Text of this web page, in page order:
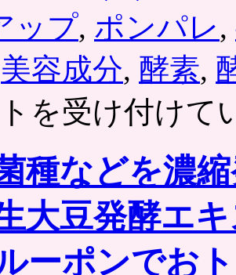
ップ, ポンパレ,
美容成分, 酵素,
を受け付けて
種などを濃
大豆発酵エ
ーポンでお